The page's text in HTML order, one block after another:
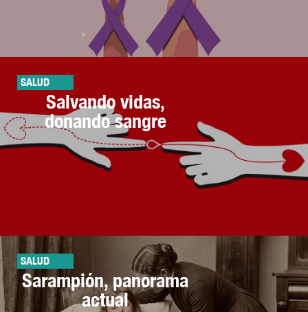
SALUD
Salvando vidas,
donando sangre
SALUD
Sarampión, panorama
actual